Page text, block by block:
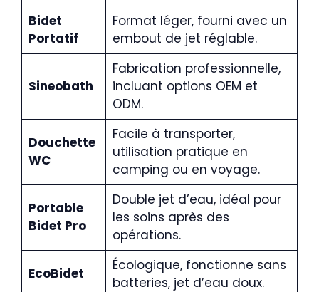
Bidet
Portatif
Format léger, fourni avec un
embout de jet réglable.
Sineobath
Fabrication professionnelle,
incluant options OEM et
ODM.
Douchette
WC
Facile à transporter,
utilisation pratique en
camping ou en voyage.
Portable
Bidet Pro
Double jet d’eau, idéal pour
les soins après des
opérations.
EcoBidet
Écologique, fonctionne sans
batteries, jet d’eau doux.